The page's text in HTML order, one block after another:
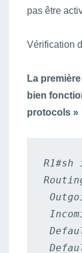
pas être
Vérification
La
bien
protocols »